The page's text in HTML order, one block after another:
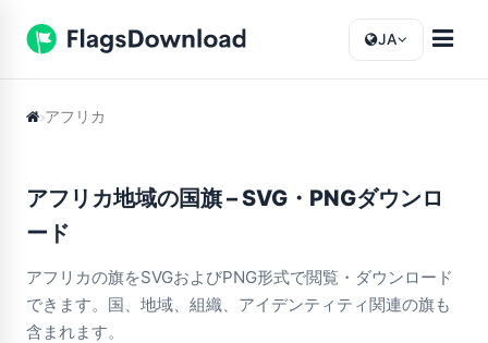
JA
アフリカ
アフリカ地域の国旗 – SVG・PNGダウンロ
ード
アフリカの旗をSVGおよびPNG形式で閲覧・ダウンロード
できます。国、地域、組織、アイデンティティ関連の旗も
含まれます。